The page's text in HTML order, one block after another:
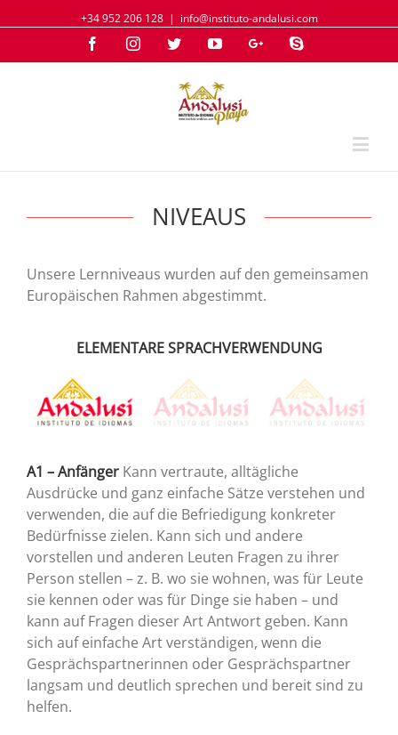
+34 952 206 128 | info@instituto-andalusi.com
FacebookInstagramTwitterYouTubeGoogle+Skype
NIVEAUS
Unsere Lernniveaus wurden auf den gemeinsamen
Europäischen Rahmen abgestimmt.
ELEMENTARE SPRACHVERWENDUNG
A1 – Anfänger Kann vertraute, alltägliche
Ausdrücke und ganz einfache Sätze verstehen und
verwenden, die auf die Befriedigung konkreter
Bedürfnisse zielen. Kann sich und andere
vorstellen und anderen Leuten Fragen zu ihrer
Person stellen – z. B. wo sie wohnen, was für Leute
sie kennen oder was für Dinge sie haben – und
kann auf Fragen dieser Art Antwort geben. Kann
sich auf einfache Art verständigen, wenn die
Gesprächspartnerinnen oder Gesprächspartner
langsam und deutlich sprechen und bereit sind zu
helfen.